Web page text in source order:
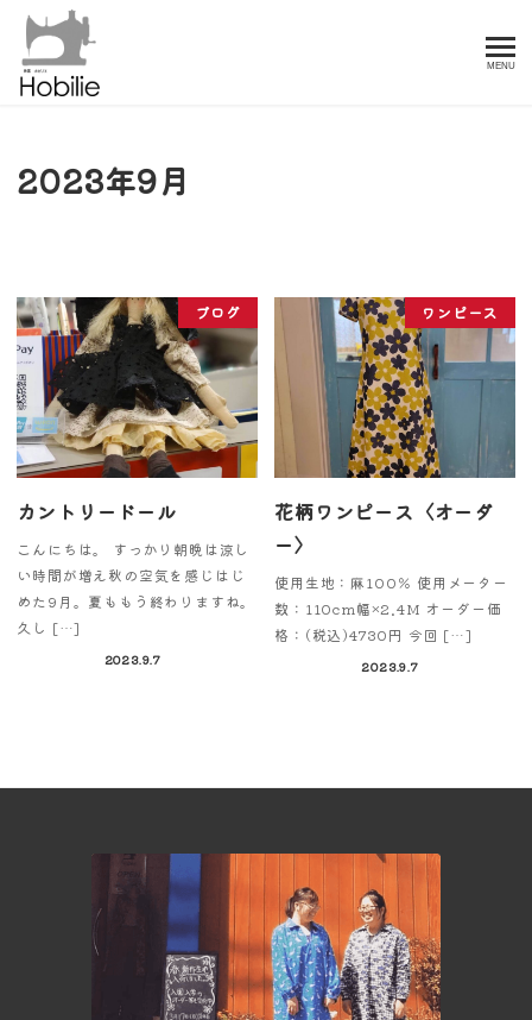
MENU
2023年9月
ブログ
カントリードール
こんにちは。 すっかり朝晩は涼し
い時間が増え秋の空気を感じはじ
めた9月。夏ももう終わりますね。
久し […]
2023.9.7
ワンピース
花柄ワンピース〈オーダ
ー〉
使用生地：麻100％ 使用メーター
数：110cm幅×2.4M オーダー価
格：(税込)4730円 今回 […]
2023.9.7